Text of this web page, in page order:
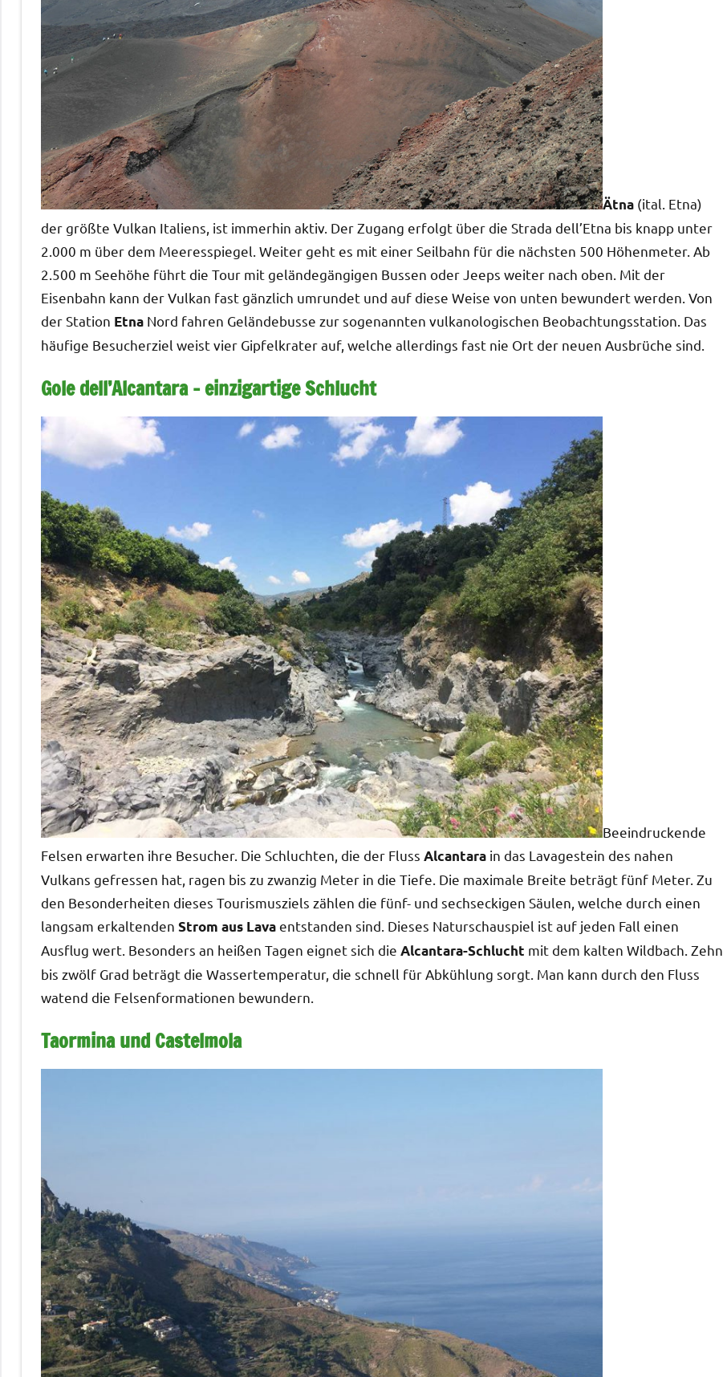
Ätna (ital. Etna)
der größte Vulkan Italiens, ist immerhin aktiv. Der Zugang erfolgt über die Strada dell’Etna bis knapp unter
2.000 m über dem Meeresspiegel. Weiter geht es mit einer Seilbahn für die nächsten 500 Höhenmeter. Ab
2.500 m Seehöhe führt die Tour mit geländegängigen Bussen oder Jeeps weiter nach oben. Mit der
Eisenbahn kann der Vulkan fast gänzlich umrundet und auf diese Weise von unten bewundert werden. Von
der Station Etna Nord fahren Geländebusse zur sogenannten vulkanologischen Beobachtungsstation. Das
häufige Besucherziel weist vier Gipfelkrater auf, welche allerdings fast nie Ort der neuen Ausbrüche sind.
Gole dell’Alcantara – einzigartige Schlucht
Beeindruckende
Felsen erwarten ihre Besucher. Die Schluchten, die der Fluss Alcantara in das Lavagestein des nahen
Vulkans gefressen hat, ragen bis zu zwanzig Meter in die Tiefe. Die maximale Breite beträgt fünf Meter. Zu
den Besonderheiten dieses Tourismusziels zählen die fünf- und sechseckigen Säulen, welche durch einen
langsam erkaltenden Strom aus Lavaentstanden sind. Dieses Naturschauspiel ist auf jeden Fall einen
Ausflug wert. Besonders an heißen Tagen eignet sich die Alcantara-Schlucht mit dem kalten Wildbach. Zehn
bis zwölf Grad beträgt die Wassertemperatur, die schnell für Abkühlung sorgt. Man kann durch den Fluss
watend die Felsenformationen bewundern.
Taormina und Castelmola